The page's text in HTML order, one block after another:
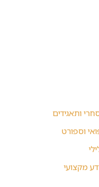
ותאגידים
וספורט
מקצועי